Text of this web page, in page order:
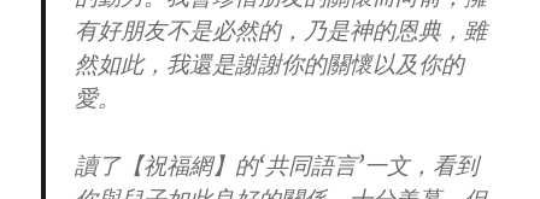
有好朋友不是必然的，乃是神的恩典，雖
然如此，我還是謝謝你的關懷以及你的
愛。
讀了【祝福網】的‘共同語言’一文，看到